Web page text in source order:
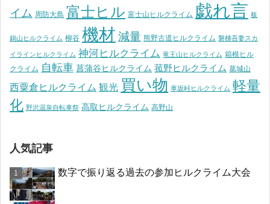
イム 周防大島 富士ヒル 富士山ヒルクライム 戯れ言 板
鍋山ヒルクライム 柳谷 機材 減量 熊野古道ヒルクライム 磐梯吾妻スカ
イラインヒルクライム 神河ヒルクライム 竜王山ヒルクライム 箱根ヒル
クライム 自転車 菖蒲谷ヒルクライム 菰野ヒルクライム 葛城山
西粟倉ヒルクライム 観光 買い物 車坂峠ヒルクライム 軽量
化 野沢温泉自転車祭 高取ヒルクライム 高野山
人気記事
数字で振り返る過去の参加ヒルクライム大会